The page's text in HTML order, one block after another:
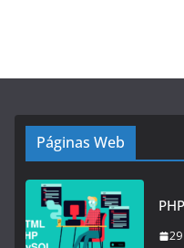
Páginas Web